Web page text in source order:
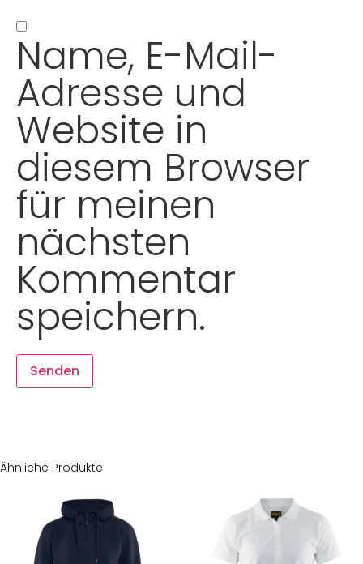
Name, E-Mail-
Adresse und
Website in
diesem Browser
für meinen
nächsten
Kommentar
speichern.
Ähnliche Produkte